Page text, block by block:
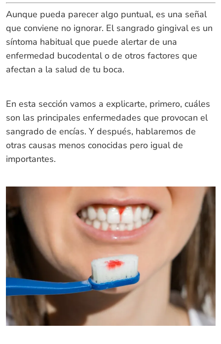
Aunque pueda parecer algo puntual, es una señal
que conviene no ignorar. El sangrado gingival es un
síntoma habitual que puede alertar de una
enfermedad bucodental o de otros factores que
afectan a la salud de tu boca.
En esta sección vamos a explicarte, primero, cuáles
son las principales enfermedades que provocan el
sangrado de encías. Y después, hablaremos de
otras causas menos conocidas pero igual de
importantes.